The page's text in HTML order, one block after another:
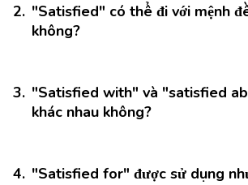
2. "Satisfied" có thể đi với mệnh
không?
3. "Satisfied with" và "satisfied
khác nhau không?
4. "Satisfied for" được sử dụng